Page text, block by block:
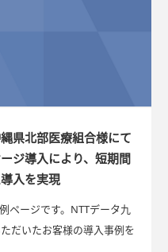
県北部医療組合様にて
ジ導入により、短期間
入を実現
ページです。NTTデータ九
だいたお客様の導入事例を